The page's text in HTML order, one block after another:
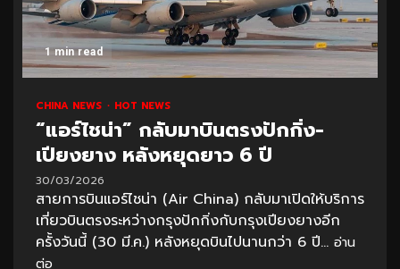
1 min read
CHINA NEWS HOT NEWS
“แอร์ไชน่า” กลับมาบินตรงปักกิ่ง-
เปียงยาง หลังหยุดยาว 6 ปี
30/03/2026
สายการบินแอร์ไชน่า (Air China) กลับมาเปิดให้บริการ
เที่ยวบินตรงระหว่างกรุงปักกิ่งกับกรุงเปียงยางอีก
ครั้งวันนี้ (30 มี.ค.) หลังหยุดบินไปนานกว่า 6 ปี... อ่าน
ต่อ